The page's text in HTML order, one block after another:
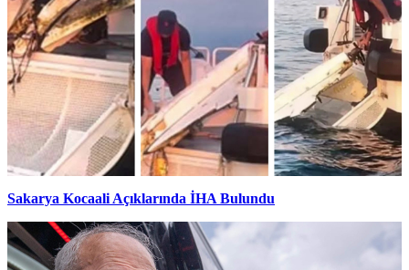
Sakarya Kocaali Açıklarında İHA Bulundu